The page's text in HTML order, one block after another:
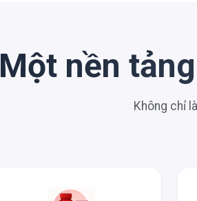
Một nền
Không chỉ